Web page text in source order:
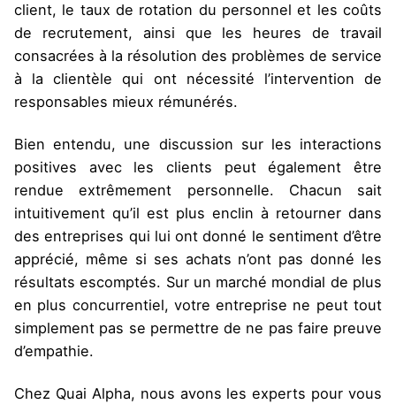
client, le taux de rotation du personnel et les coûts
de recrutement, ainsi que les heures de travail
consacrées à la résolution des problèmes de service
à la clientèle qui ont nécessité l’intervention de
responsables mieux rémunérés.
Bien entendu, une discussion sur les interactions
positives avec les clients peut également être
rendue extrêmement personnelle. Chacun sait
intuitivement qu’il est plus enclin à retourner dans
des entreprises qui lui ont donné le sentiment d’être
apprécié, même si ses achats n’ont pas donné les
résultats escomptés. Sur un marché mondial de plus
en plus concurrentiel, votre entreprise ne peut tout
simplement pas se permettre de ne pas faire preuve
d’empathie.
Chez Quai Alpha, nous avons les experts pour vous